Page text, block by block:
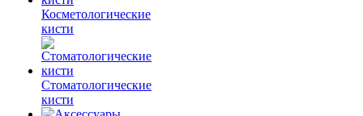
Косметологические
кисти
Стоматологические
кисти